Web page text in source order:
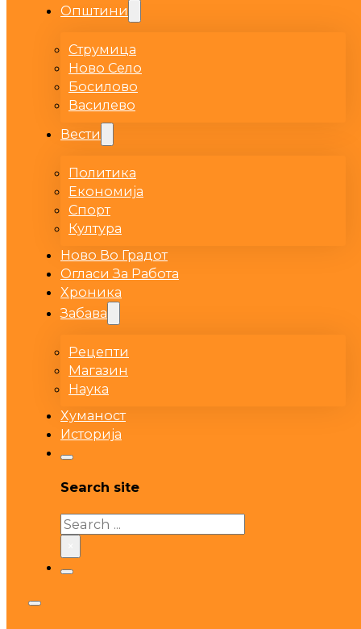
Општини
Струмица
Ново Село
Босилово
Василево
Вести
Политика
Економија
Спорт
Култура
Ново Во Градот
Огласи За Работа
Хроника
Забава
Рецепти
Магазин
Наука
Хуманост
Историја
Search site
Search